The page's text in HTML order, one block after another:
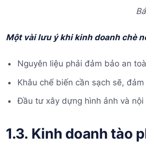
Một vài lưu ý khi kinh doanh chè
Nguyên liệu phải đảm bảo an
Khâu chế biến cần sạch sẽ,
Đầu tư xây dựng hình ảnh và
1.3. Kinh doanh tào